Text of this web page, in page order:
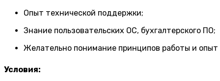
Опыт технической поддержки;
Знание пользовательских ОС, бухгалтерского ПО;
Желательно понимание принципов работы и опыт
Условия: